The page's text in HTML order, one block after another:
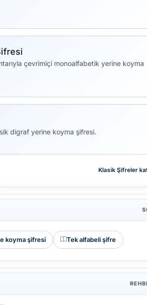
çevrimiçi monoalfabetik yerine koyma
digraf yerine koyma şifresi.
Klasik Şifreler
koyma şifresi Tek alfabeli şifre